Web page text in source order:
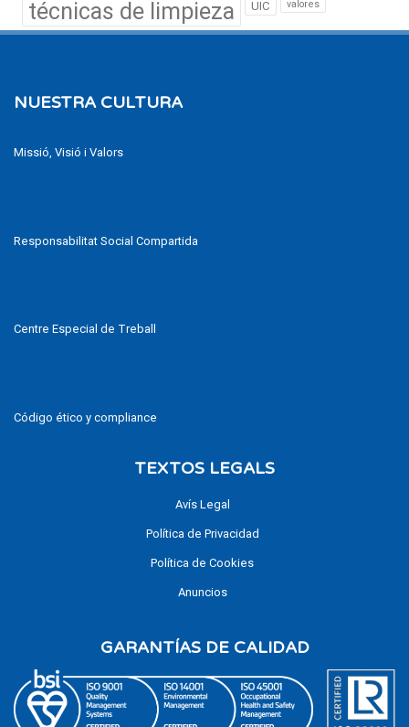
técnicas de limpieza UIC valores
NUESTRA CULTURA
Missió, Visió i Valors
Responsabilitat Social Compartida
Centre Especial de Treball
Código ético y compliance
TEXTOS LEGALS
Avís Legal
Política de Privacidad
Política de Cookies
Anuncios
GARANTÍAS DE CALIDAD